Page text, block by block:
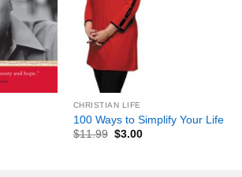
CHRISTIAN LIFE
100 Ways to Simplify Your Life
$11.99 $3.00